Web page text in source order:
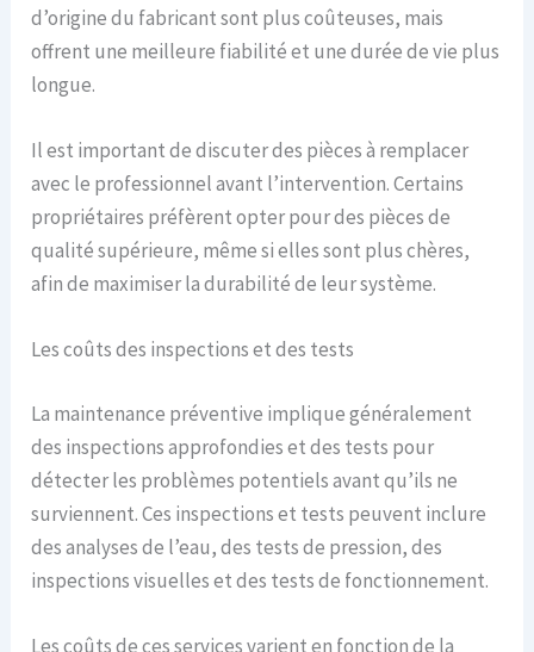
d’origine du fabricant sont plus coûteuses, mais
offrent une meilleure fiabilité et une durée de vie plus
longue.
Il est important de discuter des pièces à remplacer
avec le professionnel avant l’intervention. Certains
propriétaires préfèrent opter pour des pièces de
qualité supérieure, même si elles sont plus chères,
afin de maximiser la durabilité de leur système.
Les coûts des inspections et des tests
La maintenance préventive implique généralement
des inspections approfondies et des tests pour
détecter les problèmes potentiels avant qu’ils ne
surviennent. Ces inspections et tests peuvent inclure
des analyses de l’eau, des tests de pression, des
inspections visuelles et des tests de fonctionnement.
Les coûts de ces services varient en fonction de la